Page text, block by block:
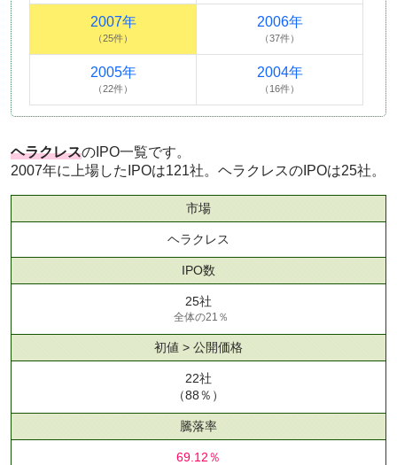
2007年
（25件）
2006年
（37件）
2005年
（22件）
2004年
（16件）
ヘラクレスのIPO一覧です。
2007年に上場したIPOは121社。ヘラクレスのIPOは25社。
市場
ヘラクレス
IPO数
25社
全体の21％
初値 > 公開価格
22社
（88％）
騰落率
69.12％